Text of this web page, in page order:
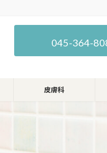
045-364-
皮膚科